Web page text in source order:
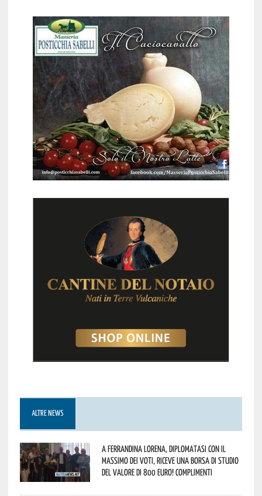
ALTRE NEWS
A Ferrandina Lorena, diplomatasi con il
massimo dei voti, riceve una borsa di studio
del valore di 800 euro! Complimenti